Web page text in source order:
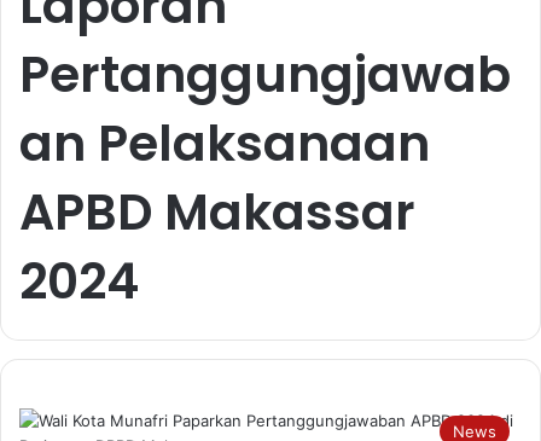
Pertanggungjawab
an Pelaksanaan
APBD Makassar
2024
News